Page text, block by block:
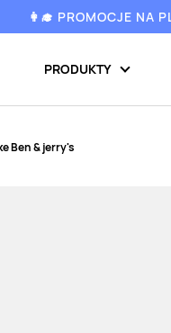
👩‍🎓 PROMOCJE NA
PRODUKTY
Ben & jerry's